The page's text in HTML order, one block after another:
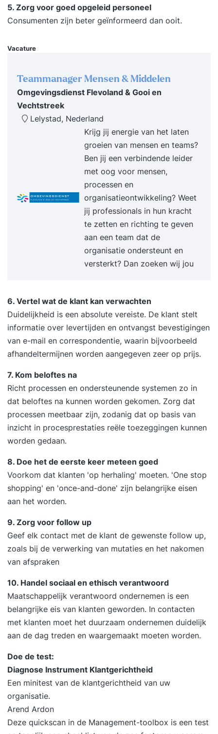
verdieping voor ervaren accountmanagers die
willen doorgroeien naar strategisch niveau. De
partnerschappen met blijvende meerwaarde.
naar strategisch niveau. Voor directe toepassing
van strategische inzichten in klantrelaties. Voor
meer invloed, commitment en rendement bij key
accounts. Resultaat Na deze training beschik je
over strategische, persoonlijke en analytische
vaardigheden om belangrijke klanten effectief te
beheren en te laten groeien. Je kunt
klantbehoeften analyseren, accountplannen
ontwikkelen en complexe vraagstukken vertalen
naar concrete oplossingen. Daarnaast weet je op
directieniveau te communiceren, interne
commitment te creëren en effectief om te gaan
met weerstand en onderhandelingsdynamiek.
Programma Dag 1 09:30 uur Start training De
essentie van strategisch accountmanagement en
kansen, risico’s en groeipotentieel.
Marktontwikkelingen vertalen naar een
onderscheidende accountstrategie. Het
identificeren van beslissers, beïnvloeders en
machtsstructuren bij je klant. Ontwerpen van een
gerichte stakeholderstrategie voor maximale
invloed en draagvlak. Het formuleren van een
scherpe waardepropositie per strategisch
account. Formuleren van persoonlijke leerdoelen
en actiepunten voor de komende periode. 17:00
Terugkoppeling op de tussenliggende periode en
behaalde resultaten. Het voeren van strategische
klantgesprekken op beslissingsniveau. Het
creëren van commitment voor een duurzame en
wederzijds waardevolle samenwerking.
Complexe klantvragen vertalen naar
onderscheidende oplossingen met aantoonbare
impact. Het ontwikkelen van een overtuigend en
agenda van je klant. Relatieontwikkeling: van
leverancier naar trusted partner. Regie houden op
het besluitvormingsproces en sturen naar
concrete resultaten. Evaluatie van de training en
opstellen van een persoonlijk praktijkgericht
actieplan voor de verdere ontwikkeling van je
strategische accounts. 17:00 uur Einde training Je
training in 3 stappen Stap 1. Je start met een
persoonlijke intake Voorafgaand aan de training
vul je een online intake in. Wil je liever je
persoonlijke leerdoelen toelichten? Dan plannen
we graag een telefonisch intakegesprek met je in.
5. Zorg voor goed opgeleid personeel
Consumenten zijn beter geïnformeerd dan ooit.
Vacature
Teammanager Mensen & Middelen
Omgevingsdienst Flevoland & Gooi en
Vechtstreek
Lelystad, Nederland
Krijg jij energie van het laten
groeien van mensen en teams?
Ben jij een verbindende leider
met oog voor mensen,
processen en
organisatieontwikkeling? Weet
jij professionals in hun kracht
te zetten en richting te geven
aan een team dat de
organisatie ondersteunt en
versterkt? Dan zoeken wij jou
6. Vertel wat de klant kan verwachten
Duidelijkheid is een absolute vereiste. De klant stelt
informatie over levertijden en ontvangst bevestigingen
van e-mail en correspondentie, waarin bijvoorbeeld
afhandeltermijnen worden aangegeven zeer op prijs.
7. Kom beloftes na
Richt processen en ondersteunende systemen zo in
dat beloftes na kunnen worden gekomen. Zorg dat
processen meetbaar zijn, zodanig dat op basis van
inzicht in procesprestaties reële toezeggingen kunnen
worden gedaan.
8. Doe het de eerste keer meteen goed
Voorkom dat klanten 'op herhaling' moeten. 'One stop
shopping' en 'once-and-done' zijn belangrijke eisen
aan het worden.
9. Zorg voor follow up
Geef elk contact met de klant de gewenste follow up,
zoals bij de verwerking van mutaties en het nakomen
van afspraken
10. Handel sociaal en ethisch verantwoord
Maatschappelijk verantwoord ondernemen is een
belangrijke eis van klanten geworden. In contacten
met klanten moet het duurzaam ondernemen duidelijk
aan de dag treden en waargemaakt moeten worden.
Doe de test:
Diagnose Instrument Klantgerichtheid
Een minitest van de klantgerichtheid van uw
organisatie.
Arend Ardon
Deze quickscan in de Management-toolbox is een test